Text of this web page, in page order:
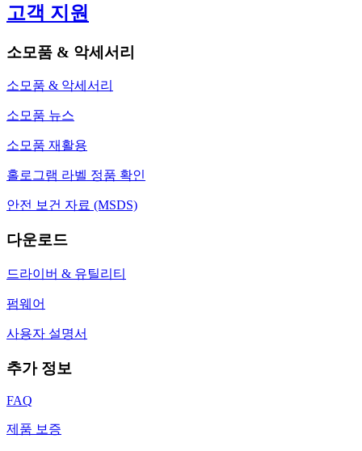
고객 지원
소모품 & 악세서리
소모품 & 악세서리
소모품 뉴스
소모품 재활용
홀로그램 라벨 정품 확인
안전 보건 자료 (MSDS)
다운로드
드라이버 & 유틸리티
펌웨어
사용자 설명서
추가 정보
FAQ
제품 보증